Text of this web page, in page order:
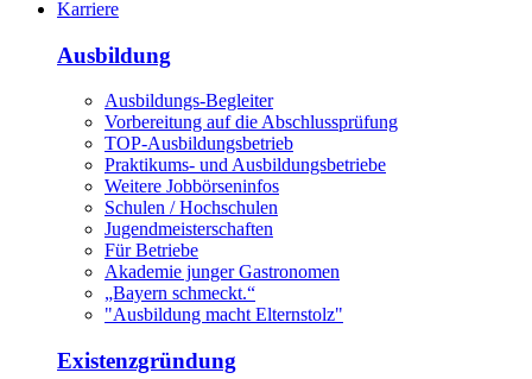
Karriere
Ausbildung
Ausbildungs-Begleiter
Vorbereitung auf die Abschlussprüfung
TOP-Ausbildungsbetrieb
Praktikums- und Ausbildungsbetriebe
Weitere Jobbörseninfos
Schulen / Hochschulen
Jugendmeisterschaften
Für Betriebe
Akademie junger Gastronomen
„Bayern schmeckt.“
"Ausbildung macht Elternstolz"
Existenzgründung